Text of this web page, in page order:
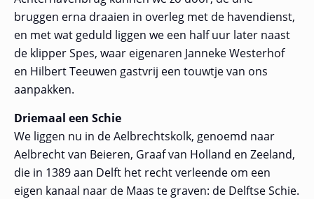
bruggen erna draaien in overleg met de havendienst,
en met wat geduld liggen we een half uur later naast
de klipper Spes, waar eigenaren Janneke Westerhof
en Hilbert Teeuwen gastvrij een touwtje van ons
aanpakken.
Driemaal een Schie
We liggen nu in de Aelbrechtskolk, genoemd naar
Aelbrecht van Beieren, Graaf van Holland en Zeeland,
die in 1389 aan Delft het recht verleende om een
eigen kanaal naar de Maas te graven: de Delftse Schie.